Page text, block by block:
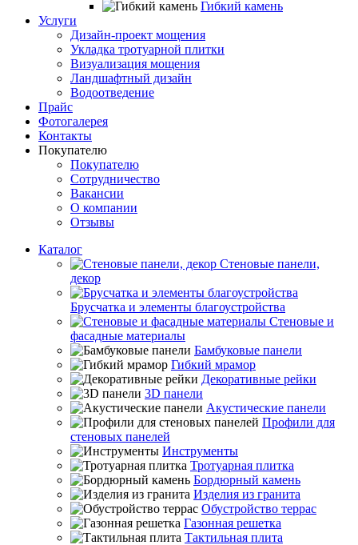
Гибкий камень
Услуги
Дизайн-проект мощения
Укладка тротуарной плитки
Визуализация мощения
Ландшафтный дизайн
Водоотведение
Прайс
Фотогалерея
Контакты
Покупателю
Покупателю
Сотрудничество
Вакансии
О компании
Отзывы
Каталог
Стеновые панели,
декор
Брусчатка и элементы благоустройства
Стеновые и
фасадные материалы
Бамбуковые панели
Гибкий мрамор
Декоративные рейки
3D панели
Акустические панели
Профили для
стеновых панелей
Инструменты
Тротуарная плитка
Бордюрный камень
Изделия из гранита
Обустройство террас
Газонная решетка
Тактильная плита